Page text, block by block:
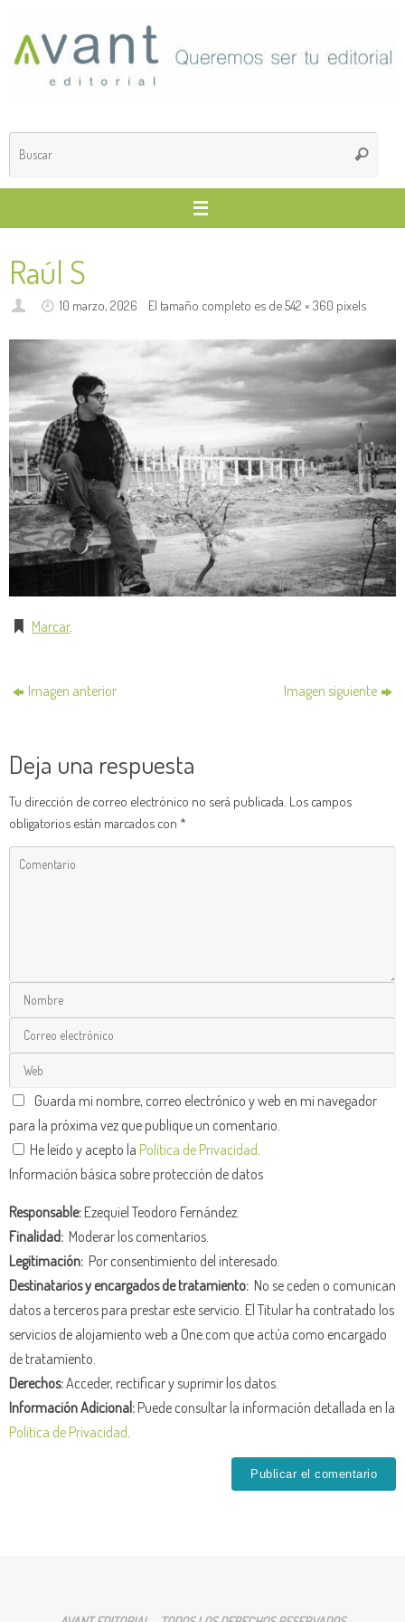
contenido
Buscar
Raúl S
10 marzo, 2026 El tamaño completo es de542 × 360 pixels
Marcar.
Imagen anterior Imagen siguiente
Deja una respuesta
Tu dirección de correo electrónico no será publicada. Los campos
obligatorios están marcados con *
Guarda mi nombre, correo electrónico y web en mi navegador
para la próxima vez que publique un comentario.
He leído y acepto la Política de Privacidad
Información básica sobre protección de datos
Responsable:Ezequiel Teodoro Fernández.
Finalidad: Moderar los comentarios.
Legitimación: Por consentimiento del interesado.
Destinatarios y encargados de tratamiento: No se ceden o comunican
datos a terceros para prestar este servicio. El Titular ha contratado los
servicios de alojamiento web a One.com que actúa como encargado
de tratamiento.
Derechos:Acceder, rectificar y suprimir los datos.
Información Adicional:Puede consultar la información detallada en la
Política de Privacidad